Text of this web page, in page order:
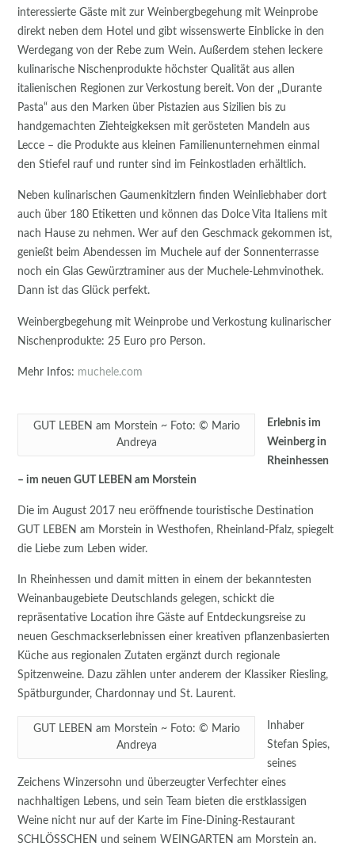
interessierte Gäste mit zur Weinbergbegehung mit Weinprobe
direkt neben dem Hotel und gibt wissenswerte Einblicke in den
Werdegang von der Rebe zum Wein. Außerdem stehen leckere
kulinarische Nischenprodukte höchster Qualität aus allen
italienischen Regionen zur Verkostung bereit. Von der „Durante
Pasta“ aus den Marken über Pistazien aus Sizilien bis zu
handgemachten Ziehteigkeksen mit gerösteten Mandeln aus
Lecce – die Produkte aus kleinen Familienunternehmen einmal
den Stiefel rauf und runter sind im Feinkostladen erhältlich.
Neben kulinarischen Gaumenkitzlern finden Weinliebhaber dort
auch über 180 Etiketten und können das Dolce Vita Italiens mit
nach Hause zu nehmen. Wer auf den Geschmack gekommen ist,
genießt beim Abendessen im Muchele auf der Sonnenterrasse
noch ein Glas Gewürztraminer aus der Muchele-Lehmvinothek.
Dann ist das Glück perfekt.
Weinbergbegehung mit Weinprobe und Verkostung kulinarischer
Nischenprodukte: 25 Euro pro Person.
Mehr Infos: muchele.com
GUT LEBEN am Morstein ~ Foto: © Mario
Andreya
Erlebnis im
Weinberg in
Rheinhessen
– im neuen GUT LEBEN am Morstein
Die im August 2017 neu eröffnende touristische Destination
GUT LEBEN am Morstein in Westhofen, Rheinland-Pfalz, spiegelt
die Liebe zum Leben wider.
In Rheinhessen und damit mitten in einem der bekanntesten
Weinanbaugebiete Deutschlands gelegen, schickt die
repräsentative Location ihre Gäste auf Entdeckungsreise zu
neuen Geschmackserlebnissen einer kreativen pflanzenbasierten
Küche aus regionalen Zutaten ergänzt durch regionale
Spitzenweine. Dazu zählen unter anderem der Klassiker Riesling,
Spätburgunder, Chardonnay und St. Laurent.
GUT LEBEN am Morstein ~ Foto: © Mario
Andreya
Inhaber
Stefan Spies,
seines
Zeichens Winzersohn und überzeugter Verfechter eines
nachhaltigen Lebens, und sein Team bieten die erstklassigen
Weine nicht nur auf der Karte im Fine-Dining-Restaurant
SCHLÖSSCHEN und seinem WEINGARTEN am Morstein an.